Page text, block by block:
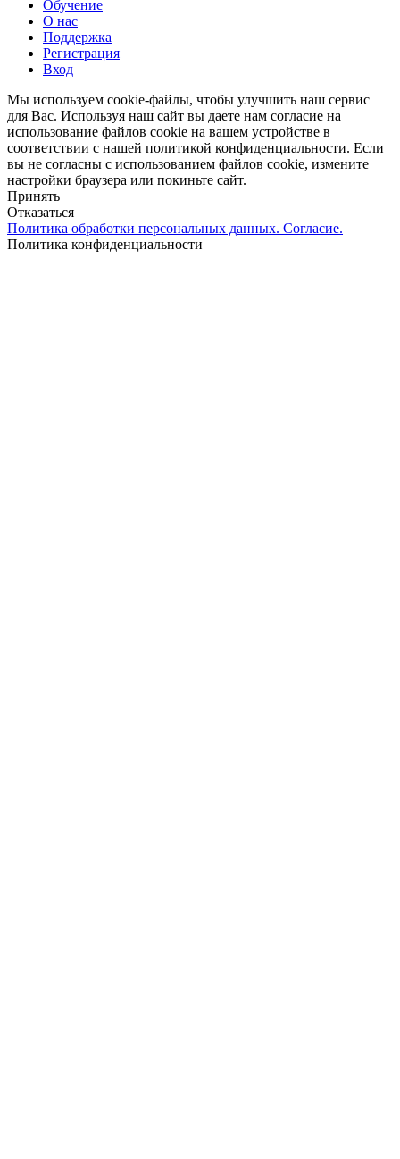
Обучение
О нас
Поддержка
Регистрация
Вход
Мы используем cookie-файлы, чтобы улучшить наш сервис
для Вас. Используя наш сайт вы даете нам согласие на
использование файлов cookie на вашем устройстве в
соответствии с нашей политикой конфиденциальности. Если
вы не согласны с использованием файлов cookie, измените
настройки браузера или покиньте сайт.
Принять
Отказаться
Политика обработки персональных данных. Согласие.
Политика конфиденциальности